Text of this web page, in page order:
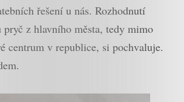
řešení u nás. Rozhodnutí
pryč z hlavního města, tedy mimo
centrum v republice, si pochvaluje.